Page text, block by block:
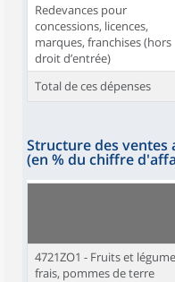
Redevances pour
concessions, licences,
marques, franchises (hors
droit d’entrée)
Total de ces dépenses
Structure des
(en % du chiffre
4721ZO1 - Fruits et
frais, pommes de terre